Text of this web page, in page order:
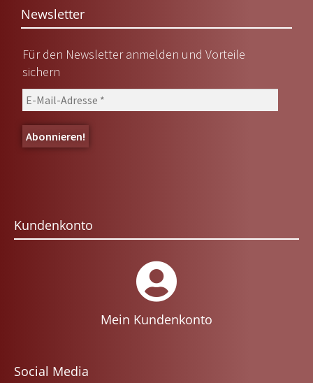
Newsletter
Für den Newsletter anmelden und Vorteile
sichern
Kundenkonto
Mein Kundenkonto
Social Media